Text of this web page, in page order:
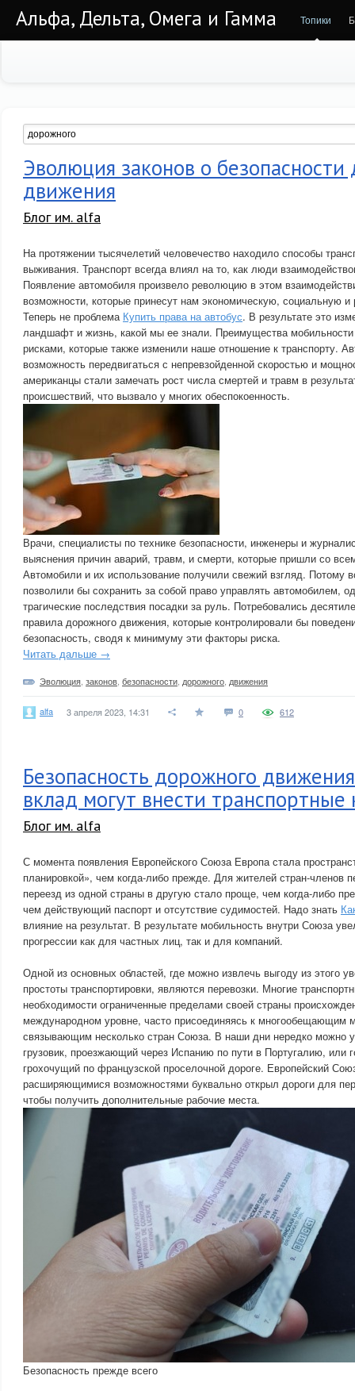
Альфа, Дельта, Омега и Гамма Топики
Эволюция законов о
движения
Блог им. alfa
На протяжении тысячелетий человечество находило способы
выживания. Транспорт всегда влиял на то, как люди
Появление автомобиля произвело революцию в этом
возможности, которые принесут нам экономическую, социальную и
Теперь не проблема Купить права на автобус. В результате это
ландшафт и жизнь, какой мы ее знали. Преимущества
рисками, которые также изменили наше отношение к транспорту.
возможность передвигаться с непревзойденной скоростью и
американцы стали замечать рост числа смертей и травм в
происшествий, что вызвало у многих обеспокоенность.
Врачи, специалисты по технике безопасности, инженеры и
выяснения причин аварий, травм, и смерти, которые пришли со
Автомобили и их использование получили свежий взгляд. Потому
позволили бы сохранить за собой право управлять автомобилем,
трагические последствия посадки за руль. Потребовались
правила дорожного движения, которые контролировали бы
безопасность, сводя к минимуму эти факторы риска.
Читать дальше →
Эволюция законов безопасности дорожного движения
alfa 3 апреля 2023, 14:31 0 612
Безопасность дорожного
вклад могут внести
Блог им. alfa
С момента появления Европейского Союза Европа стала
планировкой», чем когда-либо прежде. Для жителей стран-членов
переезд из одной страны в другую стало проще, чем когда-либо
чем действующий паспорт и отсутствие судимостей. Надо знать
влияние на результат. В результате мобильность внутри Союза
прогрессии как для частных лиц, так и для компаний.
Одной из основных областей, где можно извлечь выгоду из этого
простоты транспортировки, являются перевозки. Многие
необходимости ограниченные пределами своей страны
международном уровне, часто присоединяясь к многообещающим
связывающим несколько стран Союза. В наши дни нередко можно
грузовик, проезжающий через Испанию по пути в Португалию, или
грохочущий по французской проселочной дороге. Европейский
расширяющимися возможностями буквально открыл дороги для
чтобы получить дополнительные рабочие места.
Безопасность прежде всего